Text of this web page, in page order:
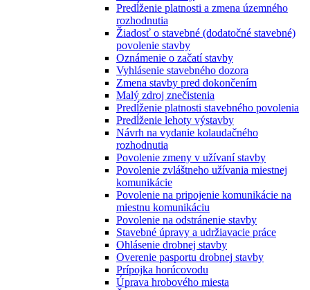
Predĺženie platnosti a zmena územného
rozhodnutia
Žiadosť o stavebné (dodatočné stavebné)
povolenie stavby
Oznámenie o začatí stavby
Vyhlásenie stavebného dozora
Zmena stavby pred dokončením
Malý zdroj znečistenia
Predĺženie platnosti stavebného povolenia
Predĺženie lehoty výstavby
Návrh na vydanie kolaudačného
rozhodnutia
Povolenie zmeny v užívaní stavby
Povolenie zvláštneho užívania miestnej
komunikácie
Povolenie na pripojenie komunikácie na
miestnu komunikáciu
Povolenie na odstránenie stavby
Stavebné úpravy a udržiavacie práce
Ohlásenie drobnej stavby
Overenie pasportu drobnej stavby
Prípojka horúcovodu
Úprava hrobového miesta